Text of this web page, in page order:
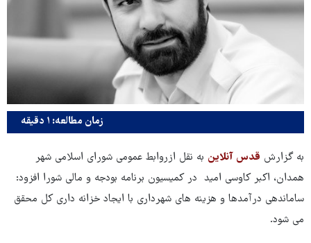
زمان مطالعه: ۱ دقیقه
به گزارش قدس آنلاین به نقل ازروابط عمومی شورای اسلامی شهر
همدان، اکبر کاوسی امید در کمیسیون برنامه بودجه و مالی شورا افزود:
ساماندهی درآمدها و هزینه های شهرداری با ایجاد خزانه داری کل محقق
می شود.